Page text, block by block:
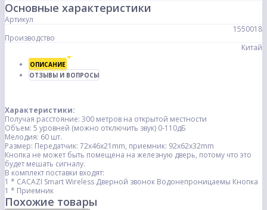
Основные характеристики
Артикул
1550018
Производство
Китай
ОПИСАНИЕ
ОТЗЫВЫ И ВОПРОСЫ
Характеристики:
Получая расстояние: 300 метров на открытой местности
Объем: 5 уровней (можно отключить звук) 0-110дБ
Мелодия: 60 шт.
Размер: Передатчик: 72x46x21mm, приемник: 92x62x32mm
Кнопка не может быть помещена на железную дверь, потому что это
будет мешать сигналу.
В комплект поставки входят:
1 * CACAZI Smart Wireless Дверной звонок Водонепроницаемы Кнопка
1 * Приемник
Похожие товары